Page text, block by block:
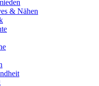
& Nähen